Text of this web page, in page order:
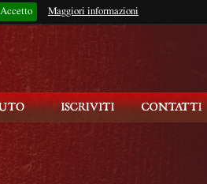
Accetto Maggiori informazioni
Rimani connesso?